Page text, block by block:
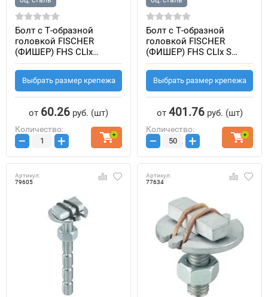
Болт с T-образной
головкой FISCHER
(ФИШЕР) FHS CLIx
(оцинкованная сталь)
Выбрать размер крепежа
от 60.26 руб. (шт)
Количество:
− +
Болт с T-образной
головкой FISCHER
(ФИШЕР) FHS CLIx S
(оцинкованная сталь)
Выбрать размер крепежа
от 401.76 руб. (шт)
Количество:
− +
Артикул:
79605
Артикул:
77634